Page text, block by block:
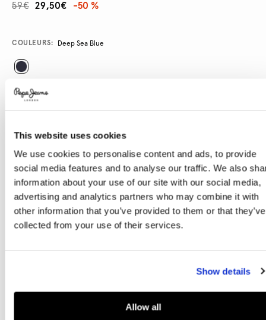
This website uses cookies
We use cookies to personalise content and ads, to provide
social media features and to analyse our traffic. We also
information about your use of our site with our social media,
advertising and analytics partners who may combine it with
other information that you’ve provided to them or that they’ve
collected from your use of their services.
Show details
Allow all
29,50€
59€ -50 %
Promotions
Variations
COULEURS: Deep Sea Blue
SÉLECTIONNEZ LA TAILLE:
Guide des tailles
AJOUTER AU PANIER